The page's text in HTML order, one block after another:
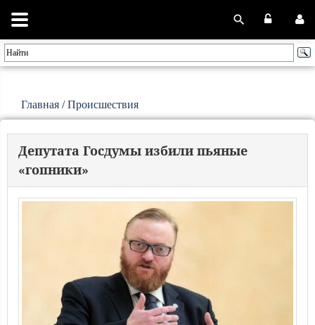
Главная /Происшествия
Депутата Госдумы избили пьяные
«гопники»